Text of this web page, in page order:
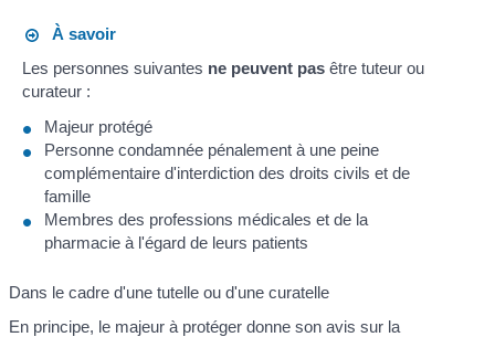
À savoir
Les personnes suivantes ne peuvent pasêtre tuteur ou
curateur :
Majeur protégé
Personne condamnée pénalement à une peine
complémentaire d'interdiction des droits civils et de
famille
Membres des professions médicales et de la
pharmacie à l'égard de leurs patients
Dans le cadre d'une tutelle ou d'une curatelle
En principe, le majeur à protéger donne son avis sur la